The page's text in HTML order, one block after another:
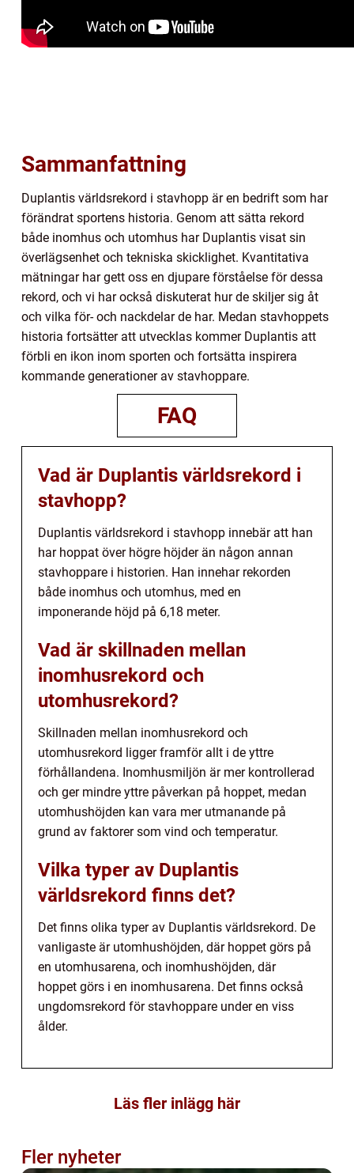
Sammanfattning
Duplantis världsrekord i stavhopp är en bedrift som har
förändrat sportens historia. Genom att sätta rekord
både inomhus och utomhus har Duplantis visat sin
överlägsenhet och tekniska skicklighet. Kvantitativa
mätningar har gett oss en djupare förståelse för dessa
rekord, och vi har också diskuterat hur de skiljer sig åt
och vilka för- och nackdelar de har. Medan stavhoppets
historia fortsätter att utvecklas kommer Duplantis att
förbli en ikon inom sporten och fortsätta inspirera
kommande generationer av stavhoppare.
FAQ
Vad är Duplantis världsrekord i
stavhopp?
Duplantis världsrekord i stavhopp innebär att han
har hoppat över högre höjder än någon annan
stavhoppare i historien. Han innehar rekorden
både inomhus och utomhus, med en
imponerande höjd på 6,18 meter.
Vad är skillnaden mellan
inomhusrekord och
utomhusrekord?
Skillnaden mellan inomhusrekord och
utomhusrekord ligger framför allt i de yttre
förhållandena. Inomhusmiljön är mer kontrollerad
och ger mindre yttre påverkan på hoppet, medan
utomhushöjden kan vara mer utmanande på
grund av faktorer som vind och temperatur.
Vilka typer av Duplantis
världsrekord finns det?
Det finns olika typer av Duplantis världsrekord. De
vanligaste är utomhushöjden, där hoppet görs på
en utomhusarena, och inomhushöjden, där
hoppet görs i en inomhusarena. Det finns också
ungdomsrekord för stavhoppare under en viss
ålder.
Läs fler inlägg här
Fler nyheter